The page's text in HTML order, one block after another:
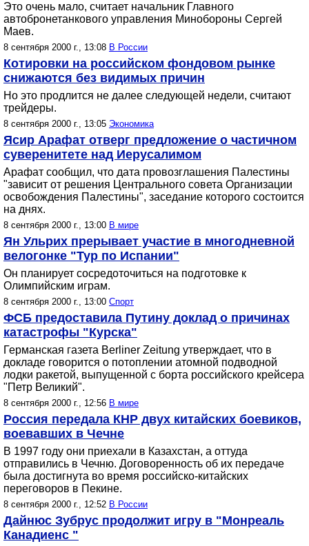
Это очень мало, считает начальник Главного
автобронетанкового управления Минобороны Сергей
Маев.
8 сентября 2000 г., 13:08 В России
Котировки на российском фондовом рынке
снижаются без видимых причин
Но это продлится не далее следующей недели, считают
трейдеры.
8 сентября 2000 г., 13:05 Экономика
Ясир Арафат отверг предложение о частичном
суверенитете над Иерусалимом
Арафат сообщил, что дата провозглашения Палестины
"зависит от решения Центрального совета Организации
освобождения Палестины", заседание которого состоится
на днях.
8 сентября 2000 г., 13:00 В мире
Ян Ульрих прерывает участие в многодневной
велогонке "Тур по Испании"
Он планирует сосредоточиться на подготовке к
Олимпийским играм.
8 сентября 2000 г., 13:00 Спорт
ФСБ предоставила Путину доклад о причинах
катастрофы "Курска"
Германская газета Berliner Zeitung утверждает, что в
докладе говорится о потоплении атомной подводной
лодки ракетой, выпущенной с борта российского крейсера
"Петр Великий".
8 сентября 2000 г., 12:56 В мире
Россия передала КНР двух китайских боевиков,
воевавших в Чечне
В 1997 году они приехали в Казахстан, а оттуда
отправились в Чечню. Договоренность об их передаче
была достигнута во время российско-китайских
переговоров в Пекине.
8 сентября 2000 г., 12:52 В России
Дайнюс Зубрус продолжит игру в "Монреаль
Канадиенс "